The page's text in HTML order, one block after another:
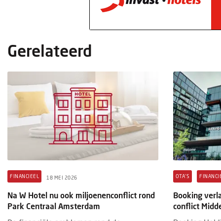
Gerelateerd
FINANCIEEL 18 MEI 2026
Na W Hotel nu ook miljoenenconflict rond
Park Centraal Amsterdam
OTA'S
Booking
conflict
Amsterdam-South krijgen cluster-GM
als cluster general manager van voco The
Hague en Crowne Plaza Amsterdam-South.
Wilson brengt bijna twintig...
Op
& de